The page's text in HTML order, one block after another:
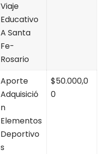
Viaje
Educativo
A Santa
Fe-
Rosario
Aporte
Adquisició
n
Elementos
Deportivo
s
$50.000,0
0